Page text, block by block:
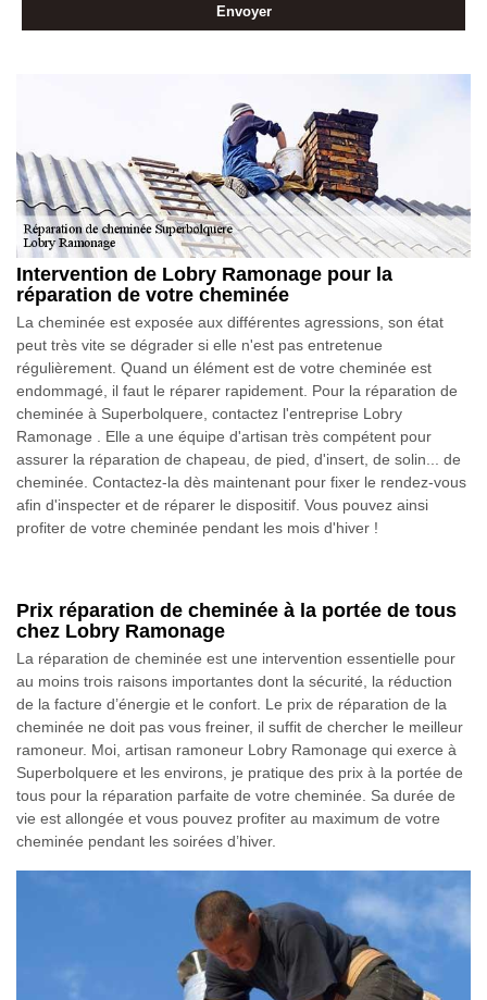
Intervention de Lobry Ramonage pour la
réparation de votre cheminée
La cheminée est exposée aux différentes agressions, son état
peut très vite se dégrader si elle n'est pas entretenue
régulièrement. Quand un élément est de votre cheminée est
endommagé, il faut le réparer rapidement. Pour la réparation de
cheminée à Superbolquere, contactez l'entreprise Lobry
Ramonage . Elle a une équipe d'artisan très compétent pour
assurer la réparation de chapeau, de pied, d'insert, de solin... de
cheminée. Contactez-la dès maintenant pour fixer le rendez-vous
afin d'inspecter et de réparer le dispositif. Vous pouvez ainsi
profiter de votre cheminée pendant les mois d'hiver !
Prix réparation de cheminée à la portée de tous
chez Lobry Ramonage
La réparation de cheminée est une intervention essentielle pour
au moins trois raisons importantes dont la sécurité, la réduction
de la facture d’énergie et le confort. Le prix de réparation de la
cheminée ne doit pas vous freiner, il suffit de chercher le meilleur
ramoneur. Moi, artisan ramoneur Lobry Ramonage qui exerce à
Superbolquere et les environs, je pratique des prix à la portée de
tous pour la réparation parfaite de votre cheminée. Sa durée de
vie est allongée et vous pouvez profiter au maximum de votre
cheminée pendant les soirées d’hiver.